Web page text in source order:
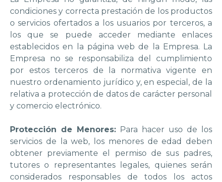
condiciones y correcta prestación de los productos
o servicios ofertados a los usuarios por terceros, a
los que se puede acceder mediante enlaces
establecidos en la página web de la Empresa. La
Empresa no se responsabiliza del cumplimiento
por estos terceros de la normativa vigente en
nuestro ordenamiento jurídico y, en especial, de la
relativa a protección de datos de carácter personal
y comercio electrónico.
Protección de Menores: Para hacer uso de los
servicios de la web, los menores de edad deben
obtener previamente el permiso de sus padres,
tutores o representantes legales, quienes serán
considerados responsables de todos los actos